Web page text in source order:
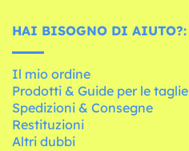
HAI BISOGNO DI AIUTO?:
Il mio ordine
Prodotti & Guide per le taglie
Spedizioni & Consegne
Restituzioni
Altri dubbi